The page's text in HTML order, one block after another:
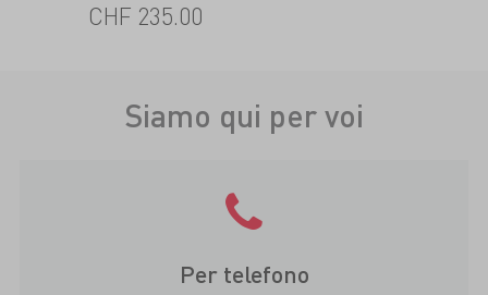
CHF 235.00
Siamo qui per voi
Per telefono